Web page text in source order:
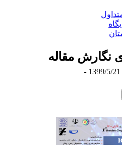
نگارش مقاله